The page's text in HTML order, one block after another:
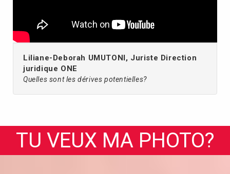
Liliane-Deborah UMUTONI, Juriste Direction
juridique ONE
Quelles sont les dérives potentielles?
TU VEUX MA PHOTO?